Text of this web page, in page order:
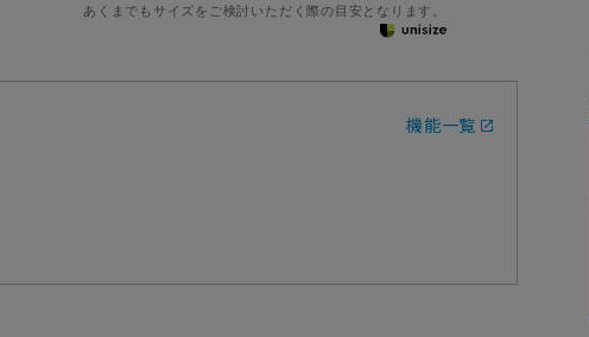
あくまでもサイズをご検討いただく際の目安となります。
機能一覧